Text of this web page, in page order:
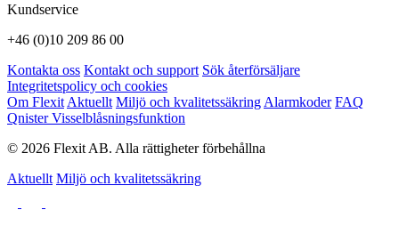
Kundservice
+46 (0)10 209 86 00
Kontakta oss Kontakt och support Sök återförsäljare
Integritetspolicy och cookies
Om Flexit Aktuellt Miljö och kvalitetssäkring Alarmkoder FAQ
Qnister Visselblåsningsfunktion
© 2026 Flexit AB. Alla rättigheter förbehållna
Aktuellt Miljö och kvalitetssäkring